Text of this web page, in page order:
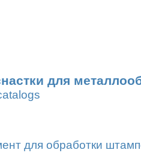
для
для обработки